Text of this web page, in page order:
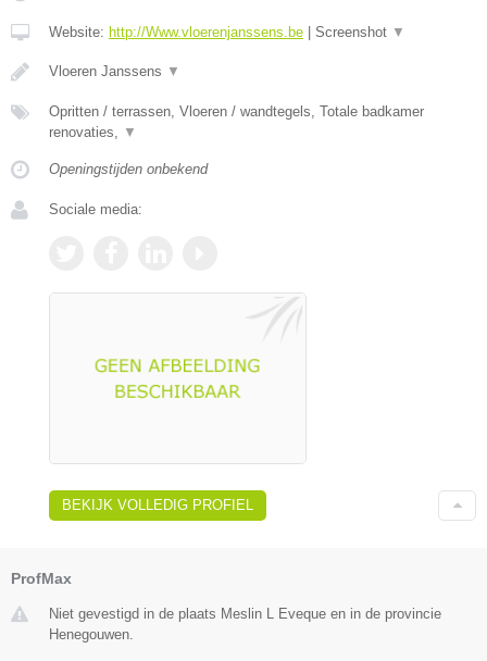
Website: http://Www.vloerenjanssens.be | Screenshot ▼
Vloeren Janssens ▼
Opritten / terrassen, Vloeren / wandtegels, Totale badkamer
renovaties,
▼
Openingstijden onbekend
Sociale media:
BEKIJK VOLLEDIG PROFIEL
ProfMax
Niet gevestigd in de plaats Meslin L Eveque en in de provincie
Henegouwen.